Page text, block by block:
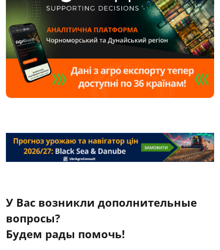
У Вас возникли дополнительные
вопросы?
Будем рады помочь!